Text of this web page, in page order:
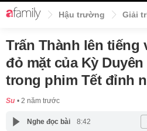
Hậu trường Giải
Trấn Thành lên tiếng
đỏ mặt của Kỳ
trong phim Tết đỉnh
Su 2 năm trước
Nghe đọc bài 8:42